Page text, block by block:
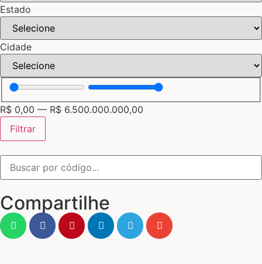
Estado
Cidade
R$ 0,00 — R$ 6.500.000.000,00
Filtrar
Compartilhe